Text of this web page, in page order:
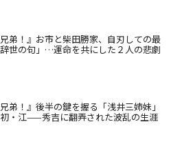
兄弟！』お市と柴田勝家、自刃しての最
世の句」…運命を共にした２人の悲劇
兄弟！』後半の鍵を握る「浅井三姉妹」
・江——秀吉に翻弄された波乱の生涯